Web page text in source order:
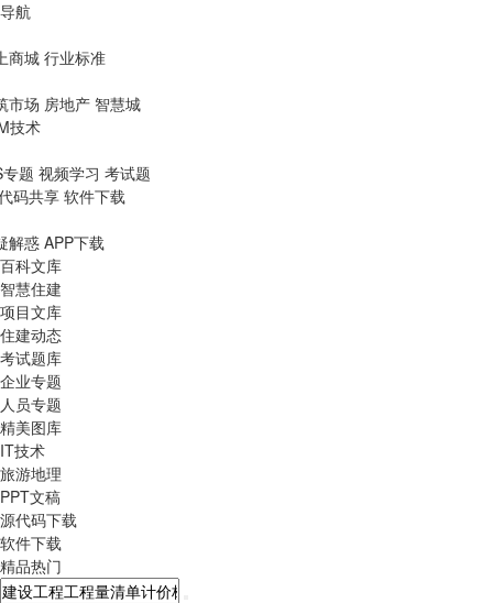
导航
商城 行业标准
市场 房地产 智慧城
技术
题 视频学习 考试题
码共享 软件下载
解惑 APP下载
百科文库
智慧住建
项目文库
住建动态
考试题库
企业专题
人员专题
精美图库
IT技术
旅游地理
PPT文稿
源代码下载
软件下载
精品热门